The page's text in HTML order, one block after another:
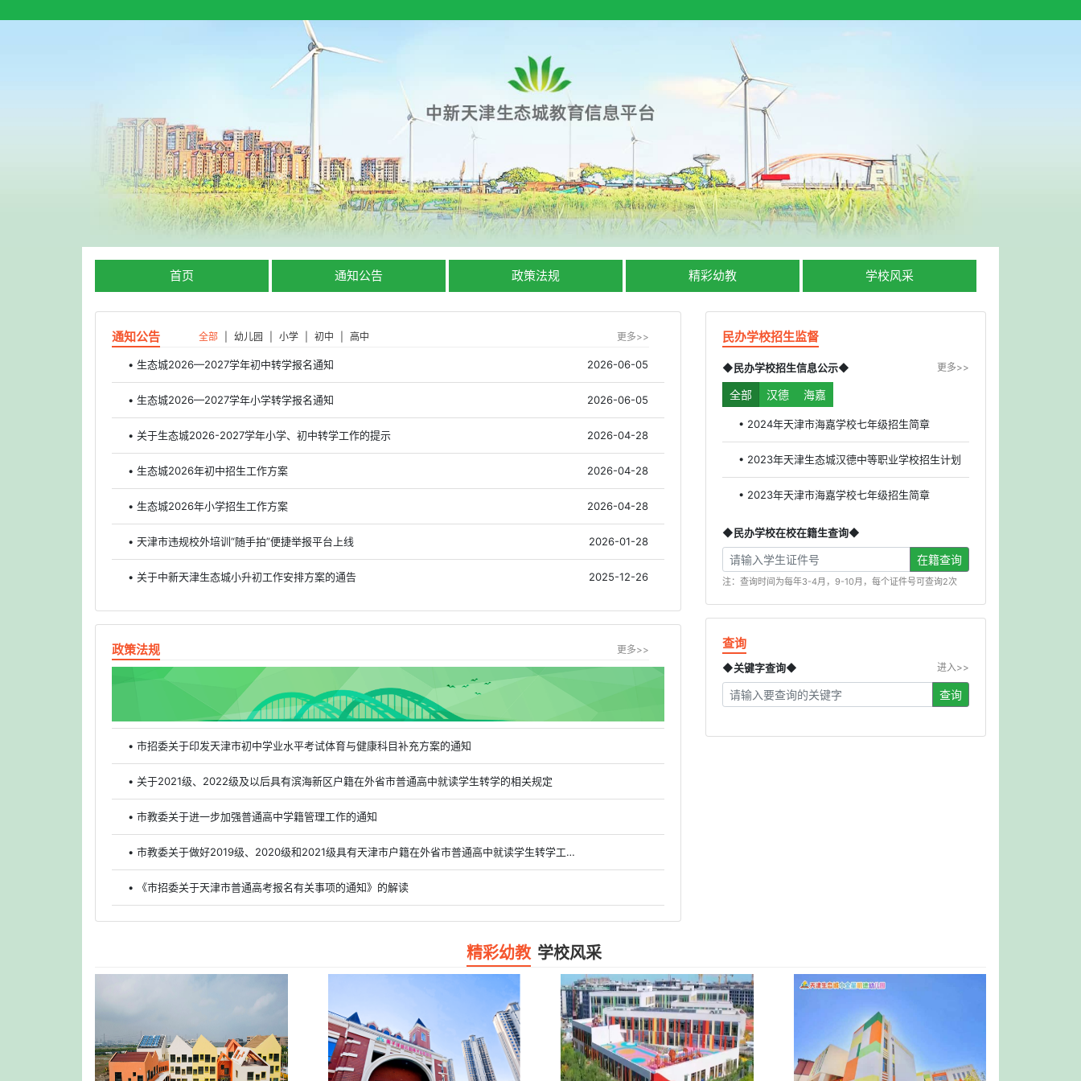
首页 通知公告 政策法规 精彩幼教 学校风采
通知公告 全部 幼儿园 小学 初中 高中 更多>>
• 生态城2026—2027学年初中转学报名通知 2026-06-05
• 生态城2026—2027学年小学转学报名通知 2026-06-05
• 关于生态城2026-2027学年小学、初中转学工作的提示 2026-04-28
• 生态城2026年初中招生工作方案 2026-04-28
• 生态城2026年小学招生工作方案 2026-04-28
• 天津市违规校外培训“随手拍”便捷举报平台上线 2026-01-28
• 关于中新天津生态城小升初工作安排方案的通告 2025-12-26
政策法规 更多>>
• 市招委关于印发天津市初中学业水平考试体育与健康科目补充方案的通知
• 关于2021级、2022级及以后具有滨海新区户籍在外省市普通高中就读学生转学的相关规定
• 市教委关于进一步加强普通高中学籍管理工作的通知
• 市教委关于做好2019级、2020级和2021级具有天津市户籍在外省市普通高中就读学生转学工作的通知
• 《市招委关于天津市普通高考报名有关事项的通知》的解读
民办学校招生监督
◆民办学校招生信息公示◆ 更多>>
全部 汉德 海嘉
• 2024年天津市海嘉学校七年级招生简章
• 2023年天津生态城汉德中等职业学校招生计划
• 2023年天津市海嘉学校七年级招生简章
◆民办学校在校在籍生查询◆
在籍查询
注：查询时间为每年3-4月，9-10月，每个证件号可查询2次
查询
◆关键字查询◆ 进入>>
查询
精彩幼教 学校风采